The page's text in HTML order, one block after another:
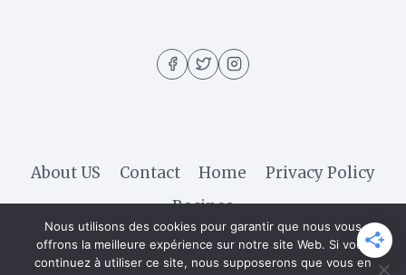
About US Contact Home
Privacy Policy
Recipes
Nous utilisons des cookies pour garantir que nous vous
offrons la meilleure expérience sur notre site Web. Si vous
continuez à utiliser ce site, nous supposerons que vous en